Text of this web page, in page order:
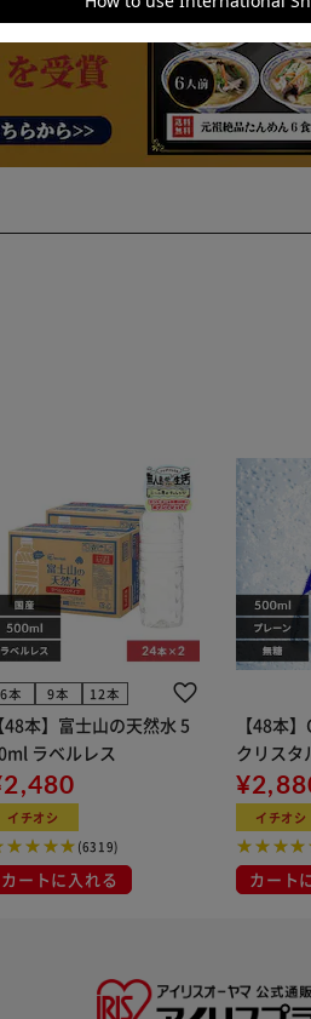
6本 9本 12本
【48本】富士山の天然水 5
ラベルレス
イチオシ
(6319)
カートに入れる
【48本
クリスタ
ン 500ml
イチオシ
カート